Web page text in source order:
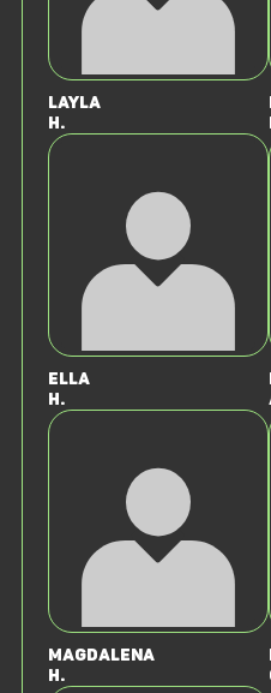
Layla
H.
Ella
H.
Magdalena
H.